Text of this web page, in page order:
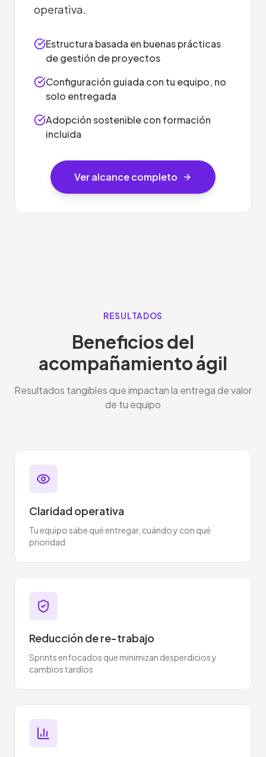
operativa.
Estructura basada en buenas prácticas
de gestión de proyectos
Configuración guiada con tu equipo, no
solo entregada
Adopción sostenible con formación
incluida
Ver alcance completo
RESULTADOS
Beneficios del
acompañamiento ágil
Resultados tangibles que impactan la entrega de valor
de tu equipo
Claridad operativa
Tu equipo sabe qué entregar, cuándo y con qué
prioridad
Reducción de re-trabajo
Sprints enfocados que minimizan desperdicios y
cambios tardíos